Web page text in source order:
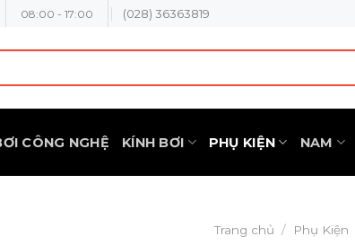
08:00 - 17:00 (028) 36363819
CÔNG NGHỆ KÍNH BƠI PHỤ KIỆN NAM
Trang chủ / Phụ Kiện